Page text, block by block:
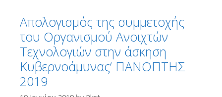
Απολογισμός της συμμετοχής
του Οργανισμού Ανοιχτών
Τεχνολογιών στην άσκηση
Κυβερνοάμυνας‘ ΠΑΝΟΠΤΗΣ
2019